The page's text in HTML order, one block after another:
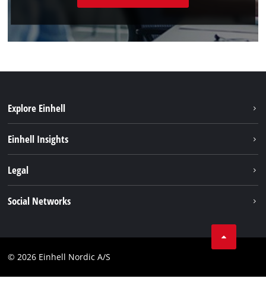
Explore Einhell
Service
Einhell Insights
Legal
Compliance
Social Networks
© 2026 Einhell Nordic A/S